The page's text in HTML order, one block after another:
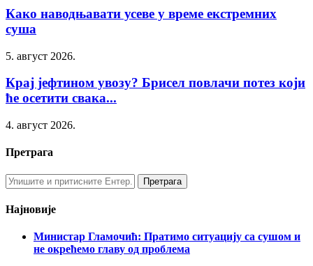
Како наводњавати усеве у време екстремних
суша
5. август 2026.
Крај јефтином увозу? Брисел повлачи потез који
ће осетити свака...
4. август 2026.
Претрага
Најновије
Министар Гламочић: Пратимо ситуацију са сушом и
не окрећемо главу од проблема